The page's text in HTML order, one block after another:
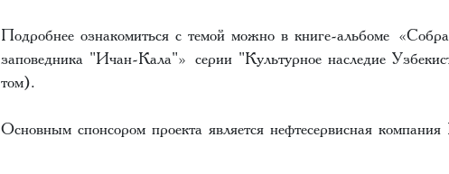
Подробнее ознакомиться с темой можно в книге-альбоме
заповедника "Ичан-Кала"» серии "Культурное наследие
том).
Основным спонсором проекта является нефтесервисная